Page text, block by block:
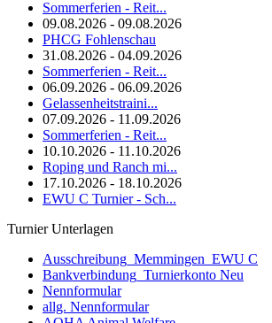
Sommerferien - Reit...
09.08.2026 - 09.08.2026
PHCG Fohlenschau
31.08.2026 - 04.09.2026
Sommerferien - Reit...
06.09.2026 - 06.09.2026
Gelassenheitstraini...
07.09.2026 - 11.09.2026
Sommerferien - Reit...
10.10.2026 - 11.10.2026
Roping und Ranch mi...
17.10.2026 - 18.10.2026
EWU C Turnier - Sch...
Turnier Unterlagen
Ausschreibung_Memmingen_EWU C
Bankverbindung_Turnierkonto Neu
Nennformular
allg. Nennformular